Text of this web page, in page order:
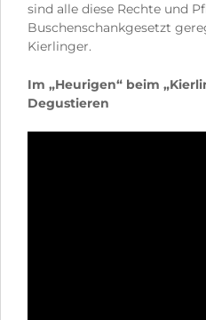
sind alle diese Rechte und
Buschenschankgesetzt
Kierlinger.
Im „Heurigen“ beim
Degustieren